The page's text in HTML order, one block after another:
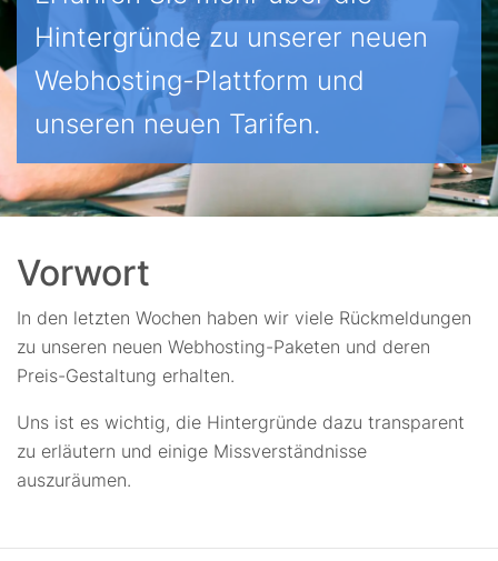
Hintergründe zu unserer neuen
Webhosting-Plattform und
unseren neuen Tarifen.
Vorwort
In den letzten Wochen haben wir viele Rückmeldungen
zu unseren neuen Webhosting-Paketen und deren
Preis-Gestaltung erhalten.
Uns ist es wichtig, die Hintergründe dazu transparent
zu erläutern und einige Missverständnisse
auszuräumen.